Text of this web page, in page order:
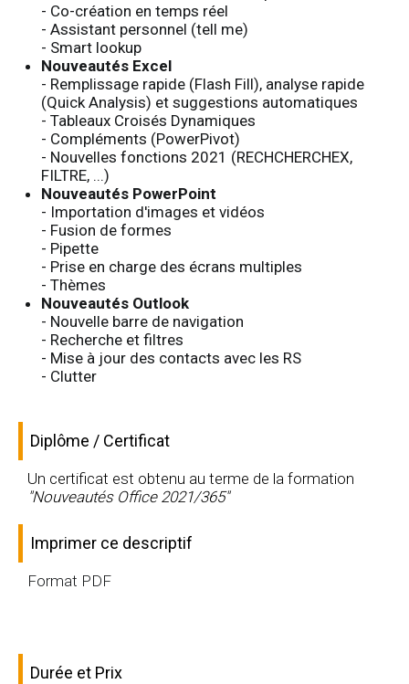
- Co-création en temps réel
- Assistant personnel (tell me)
- Smart lookup
Nouveautés Excel
- Remplissage rapide (Flash Fill), analyse rapide
(Quick Analysis) et suggestions automatiques
- Tableaux Croisés Dynamiques
- Compléments (PowerPivot)
- Nouvelles fonctions 2021 (RECHCHERCHEX,
FILTRE, ...)
Nouveautés PowerPoint
- Importation d'images et vidéos
- Fusion de formes
- Pipette
- Prise en charge des écrans multiples
- Thèmes
Nouveautés Outlook
- Nouvelle barre de navigation
- Recherche et filtres
- Mise à jour des contacts avec les RS
- Clutter
Diplôme / Certificat
Un certificat est obtenu au terme de la formation
"Nouveautés Office 2021/365"
Imprimer ce descriptif
Format PDF
Durée et Prix